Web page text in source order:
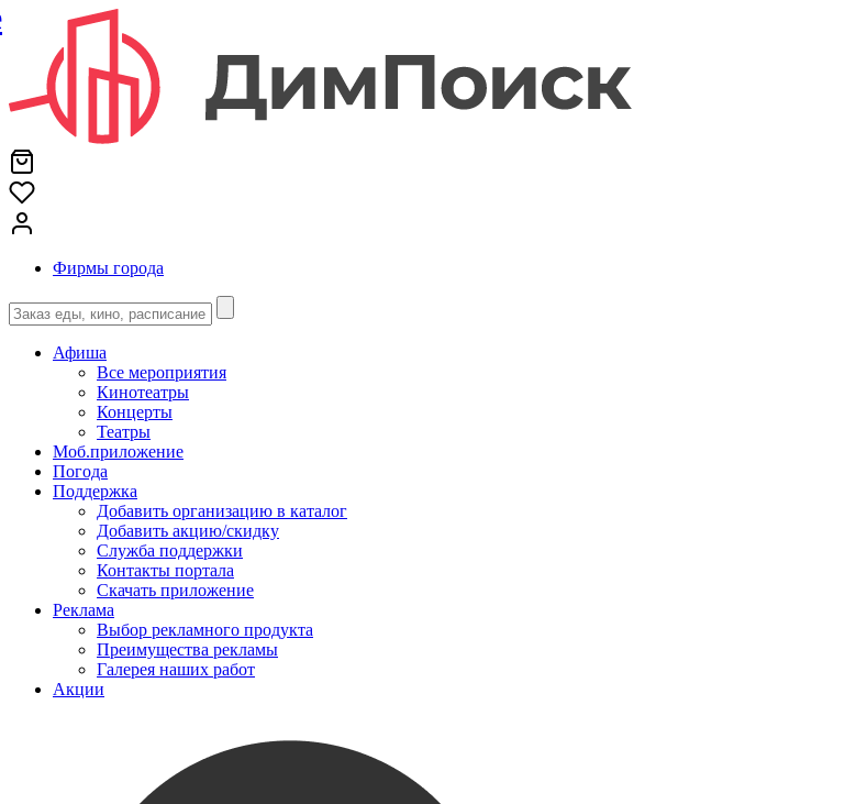
Фирмы города
Афиша
Все мероприятия
Кинотеатры
Концерты
Театры
Моб.приложение
Погода
Поддержка
Добавить организацию в каталог
Добавить акцию/скидку
Служба поддержки
Контакты портала
Скачать приложение
Реклама
Выбор рекламного продукта
Преимущества рекламы
Галерея наших работ
Акции